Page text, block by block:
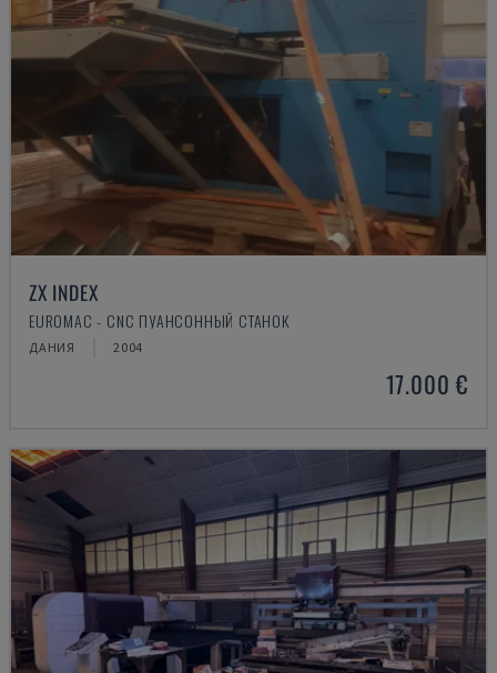
ZX INDEX
EUROMAC - CNC ПУАНСОННЫЙ СТАНОК
ДАНИЯ 2004
17.000 €